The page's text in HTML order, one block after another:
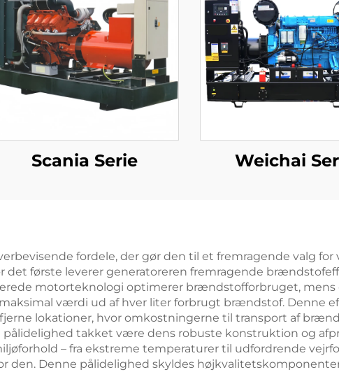
Scania Serie Weichai
fordele, der gør den til et fremragende valg
det første leverer generatoreren fremragende
motorteknologi optimerer brændstofforbruget,
maksimal værdi ud af hver liter forbrugt brændstof.
lokationer, hvor omkostningerne til transport af
pålidelighed takket være dens robuste konstruktion og
– fra ekstreme temperaturer til udfordrende
den. Denne pålidelighed skyldes